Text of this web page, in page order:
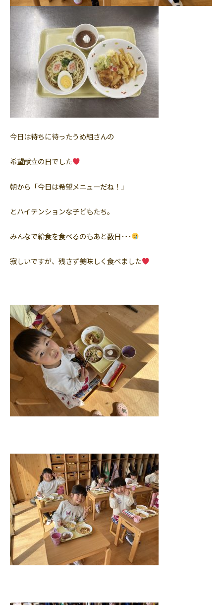
今日は待ちに待ったうめ組さんの
希望献立の日でした
朝から「今日は希望メニューだね！」
とハイテンションな子どもたち。
みんなで給食を食べるのもあと数日･･･
寂しいですが、残さず美味しく食べました